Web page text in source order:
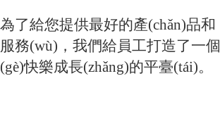
為了給您提供最好的產(chǎn)品和
服務(wù)，我們給員工打造了一個
(gè)快樂成長(zhǎng)的平臺(tái)。